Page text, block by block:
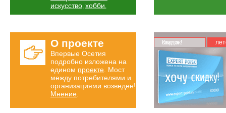
искусство, хобби,
О проекте
Впервые Осетия
подробно изложена на
едином проекте . Мост
между потребителями и
организациями возведен!
Мнение
Карта скидок!